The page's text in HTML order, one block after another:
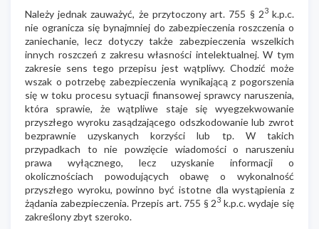
Należy jednak zauważyć, że przytoczony art. 755 § 23k.p.c.
nie ogranicza się bynajmniej do zabezpieczenia roszczenia o
zaniechanie, lecz dotyczy także zabezpieczenia wszelkich
innych roszczeń z zakresu własności intelektualnej. W tym
zakresie sens tego przepisu jest wątpliwy. Chodzić może
wszak o potrzebę zabezpieczenia wynikającą z pogorszenia
się w toku procesu sytuacji finansowej sprawcy naruszenia,
która sprawie, że wątpliwe staje się wyegzekwowanie
przyszłego wyroku zasądzającego odszkodowanie lub zwrot
bezprawnie uzyskanych korzyści lub tp. W takich
przypadkach to nie powzięcie wiadomości o naruszeniu
prawa wyłącznego, lecz uzyskanie informacji o
okolicznościach powodujących obawę o wykonalność
przyszłego wyroku, powinno być istotne dla wystąpienia z
żądania zabezpieczenia. Przepis art. 755 § 23 k.p.c. wydaje się
zakreślony zbyt szeroko.